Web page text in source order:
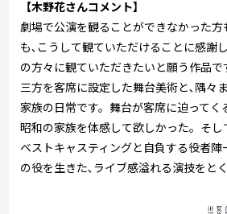
【木野花さんコメント】
劇場で公演を観ることができなかった
も､こうして観ていただけることに感謝
の方々に観ていただきたいと願う作品で
三方を客席に設定した舞台美術と､隅々
家族の日常です。舞台が客席に迫ってく
昭和の家族を体感して欲しかった。そし
ベストキャスティングと自負する役者陣
の役を生きた､ライブ感溢れる演技をと